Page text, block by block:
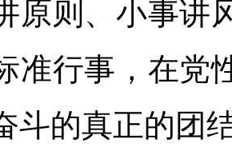
原则、小事讲
准行事，在党
斗的真正的团